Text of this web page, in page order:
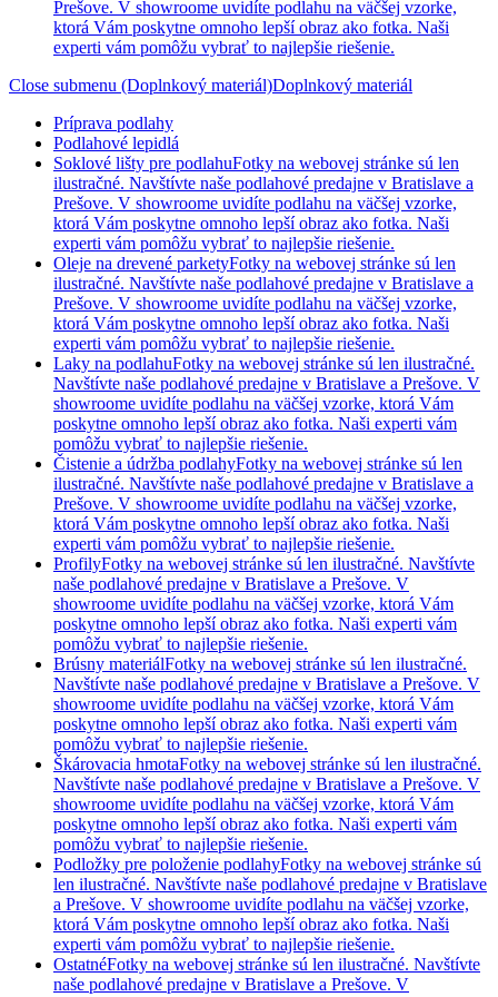
Prešove. V showroome uvidíte podlahu na väčšej vzorke,
ktorá Vám poskytne omnoho lepší obraz ako fotka. Naši
experti vám pomôžu vybrať to najlepšie riešenie.
Close submenu (Doplnkový materiál)Doplnkový materiál
Príprava podlahy
Podlahové lepidlá
Soklové lišty pre podlahuFotky na webovej stránke sú len
ilustračné. Navštívte naše podlahové predajne v Bratislave a
Prešove. V showroome uvidíte podlahu na väčšej vzorke,
ktorá Vám poskytne omnoho lepší obraz ako fotka. Naši
experti vám pomôžu vybrať to najlepšie riešenie.
Oleje na drevené parketyFotky na webovej stránke sú len
ilustračné. Navštívte naše podlahové predajne v Bratislave a
Prešove. V showroome uvidíte podlahu na väčšej vzorke,
ktorá Vám poskytne omnoho lepší obraz ako fotka. Naši
experti vám pomôžu vybrať to najlepšie riešenie.
Laky na podlahuFotky na webovej stránke sú len ilustračné.
Navštívte naše podlahové predajne v Bratislave a Prešove. V
showroome uvidíte podlahu na väčšej vzorke, ktorá Vám
poskytne omnoho lepší obraz ako fotka. Naši experti vám
pomôžu vybrať to najlepšie riešenie.
Čistenie a údržba podlahyFotky na webovej stránke sú len
ilustračné. Navštívte naše podlahové predajne v Bratislave a
Prešove. V showroome uvidíte podlahu na väčšej vzorke,
ktorá Vám poskytne omnoho lepší obraz ako fotka. Naši
experti vám pomôžu vybrať to najlepšie riešenie.
ProfilyFotky na webovej stránke sú len ilustračné. Navštívte
naše podlahové predajne v Bratislave a Prešove. V
showroome uvidíte podlahu na väčšej vzorke, ktorá Vám
poskytne omnoho lepší obraz ako fotka. Naši experti vám
pomôžu vybrať to najlepšie riešenie.
Brúsny materiálFotky na webovej stránke sú len ilustračné.
Navštívte naše podlahové predajne v Bratislave a Prešove. V
showroome uvidíte podlahu na väčšej vzorke, ktorá Vám
poskytne omnoho lepší obraz ako fotka. Naši experti vám
pomôžu vybrať to najlepšie riešenie.
Škárovacia hmotaFotky na webovej stránke sú len ilustračné.
Navštívte naše podlahové predajne v Bratislave a Prešove. V
showroome uvidíte podlahu na väčšej vzorke, ktorá Vám
poskytne omnoho lepší obraz ako fotka. Naši experti vám
pomôžu vybrať to najlepšie riešenie.
Podložky pre položenie podlahyFotky na webovej stránke sú
len ilustračné. Navštívte naše podlahové predajne v Bratislave
a Prešove. V showroome uvidíte podlahu na väčšej vzorke,
ktorá Vám poskytne omnoho lepší obraz ako fotka. Naši
experti vám pomôžu vybrať to najlepšie riešenie.
OstatnéFotky na webovej stránke sú len ilustračné. Navštívte
naše podlahové predajne v Bratislave a Prešove. V